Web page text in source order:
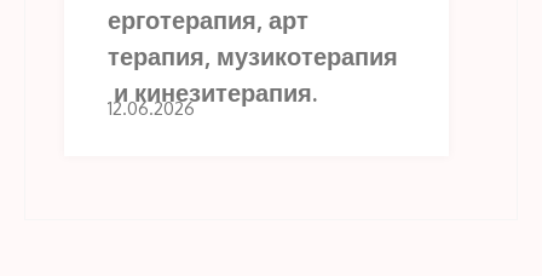
ерготерапия, арт
терапия, музикотерапия
и кинезитерапия.
12.06.2026